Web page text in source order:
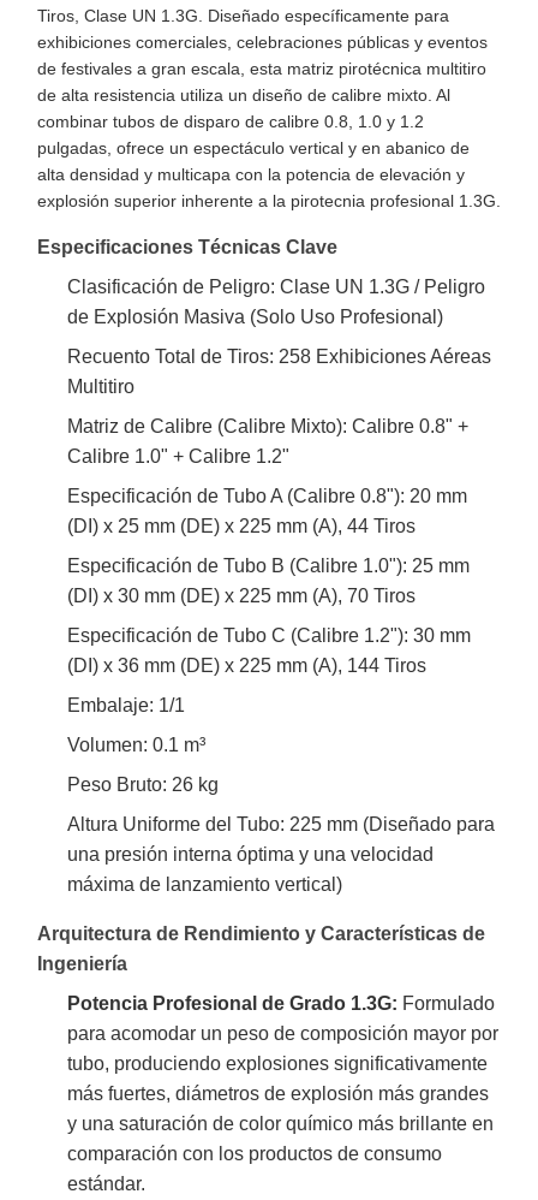
Tiros, Clase UN 1.3G. Diseñado específicamente para
exhibiciones comerciales, celebraciones públicas y eventos
de festivales a gran escala, esta matriz pirotécnica multitiro
de alta resistencia utiliza un diseño de calibre mixto. Al
combinar tubos de disparo de calibre 0.8, 1.0 y 1.2
pulgadas, ofrece un espectáculo vertical y en abanico de
alta densidad y multicapa con la potencia de elevación y
explosión superior inherente a la pirotecnia profesional 1.3G.
Especificaciones Técnicas Clave
Clasificación de Peligro: Clase UN 1.3G / Peligro
de Explosión Masiva (Solo Uso Profesional)
Recuento Total de Tiros: 258 Exhibiciones Aéreas
Multitiro
Matriz de Calibre (Calibre Mixto): Calibre 0.8" +
Calibre 1.0" + Calibre 1.2"
Especificación de Tubo A (Calibre 0.8"): 20 mm
(DI) x 25 mm (DE) x 225 mm (A), 44 Tiros
Especificación de Tubo B (Calibre 1.0"): 25 mm
(DI) x 30 mm (DE) x 225 mm (A), 70 Tiros
Especificación de Tubo C (Calibre 1.2"): 30 mm
(DI) x 36 mm (DE) x 225 mm (A), 144 Tiros
Embalaje: 1/1
Volumen: 0.1 m³
Peso Bruto: 26 kg
Altura Uniforme del Tubo: 225 mm (Diseñado para
una presión interna óptima y una velocidad
máxima de lanzamiento vertical)
Arquitectura de Rendimiento y Características de
Ingeniería
Potencia Profesional de Grado 1.3G: Formulado
para acomodar un peso de composición mayor por
tubo, produciendo explosiones significativamente
más fuertes, diámetros de explosión más grandes
y una saturación de color químico más brillante en
comparación con los productos de consumo
estándar.